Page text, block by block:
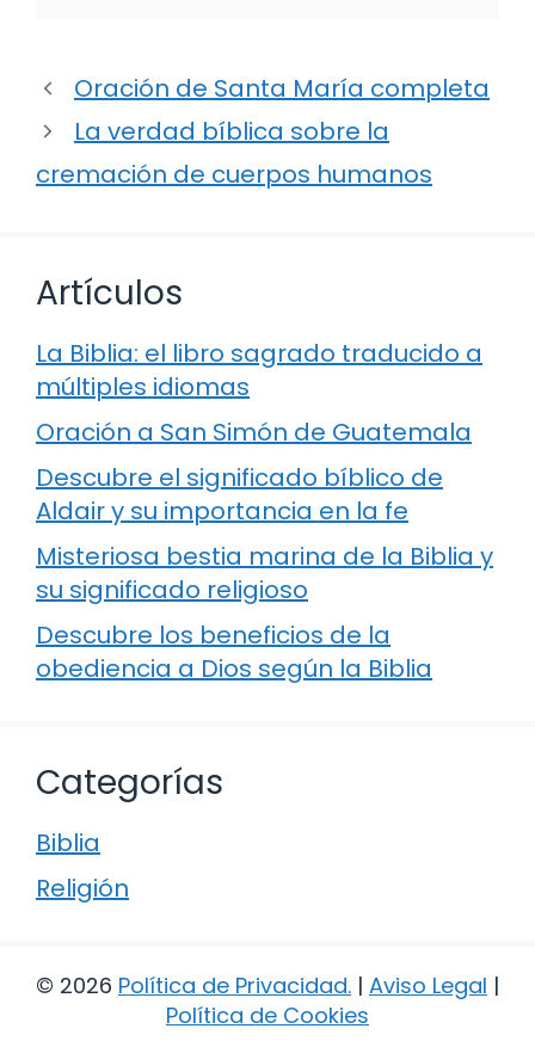
Oración de Santa María completa
La verdad bíblica sobre la
cremación de cuerpos humanos
Artículos
La Biblia: el libro sagrado traducido a
múltiples idiomas
Oración a San Simón de Guatemala
Descubre el significado bíblico de
Aldair y su importancia en la fe
Misteriosa bestia marina de la Biblia y
su significado religioso
Descubre los beneficios de la
obediencia a Dios según la Biblia
Categorías
Biblia
Religión
© 2026 Política de Privacidad. | Aviso Legal |
Política de Cookies